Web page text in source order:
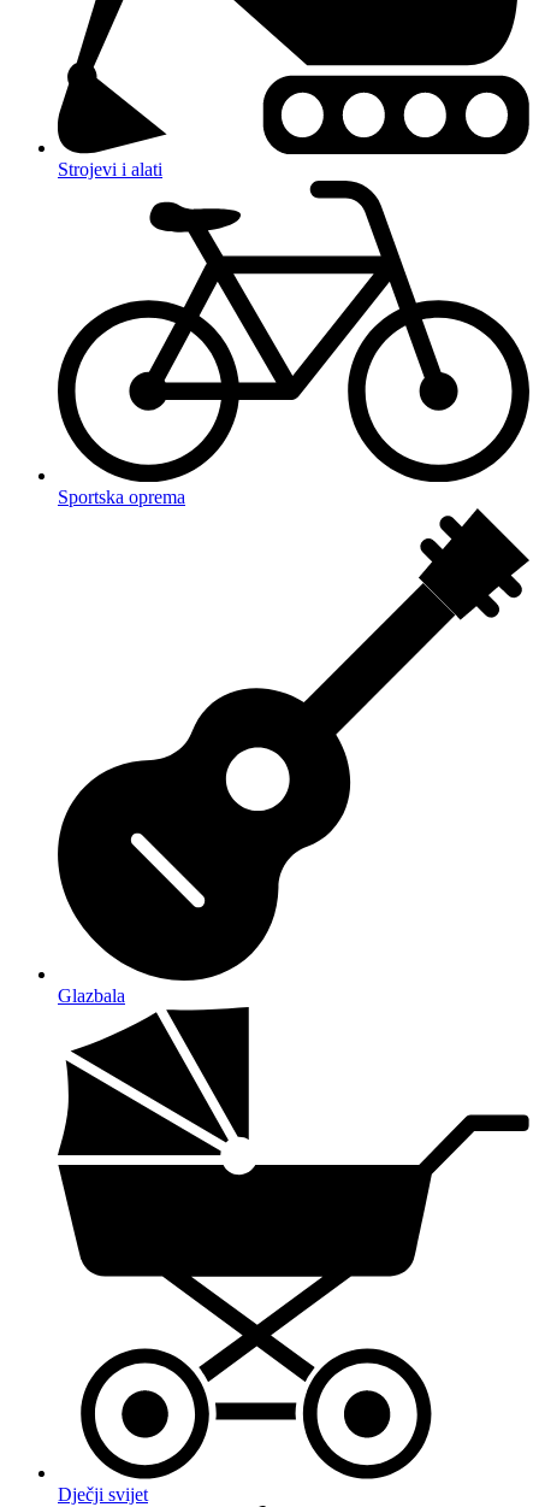
Strojevi i alati
Sportska oprema
Glazbala
Dječji svijet